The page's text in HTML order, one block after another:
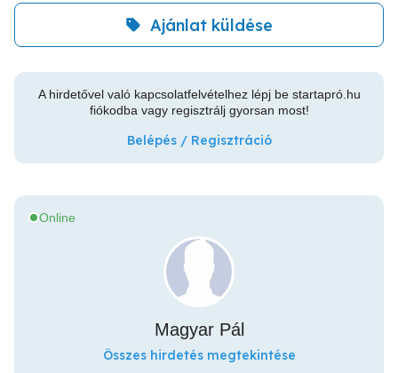
Ajánlat küldése
A hirdetővel való kapcsolatfelvételhez lépj be startapró.hu
fiókodba vagy regisztrálj gyorsan most!
Belépés / Regisztráció
Online
Magyar Pál
Összes hirdetés megtekintése